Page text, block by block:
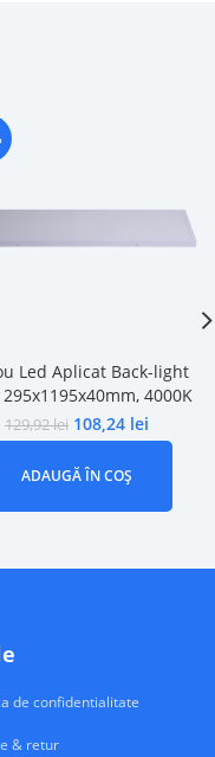
Led Aplicat Back-light
295x1195x40mm, 4000K
129,92lei 108,24 lei
ADAUGĂ ÎN COȘ
de confidentialitate
& retur